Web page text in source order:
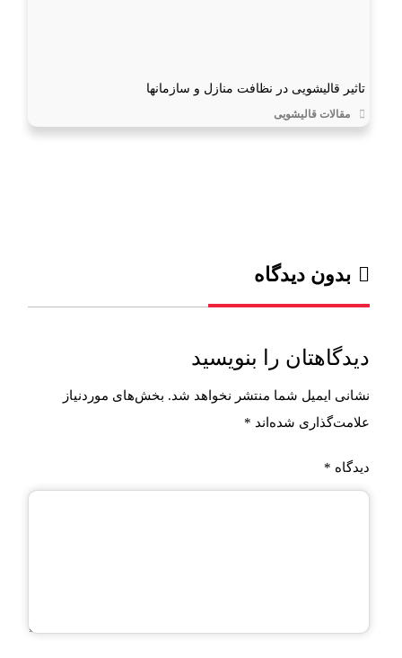
تاثیر قالیشویی در نظافت منازل و سازمانها
مقالات قالیشویی
بدون دیدگاه
دیدگاهتان را بنویسید
نشانی ایمیل شما منتشر نخواهد شد. بخش‌های موردنیاز
علامت‌گذاری شده‌اند *
دیدگاه *